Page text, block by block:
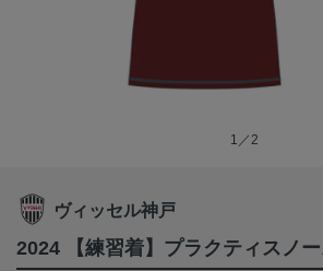
1／2
ヴィッセル神戸
2024 【練習着】プラクティスノ